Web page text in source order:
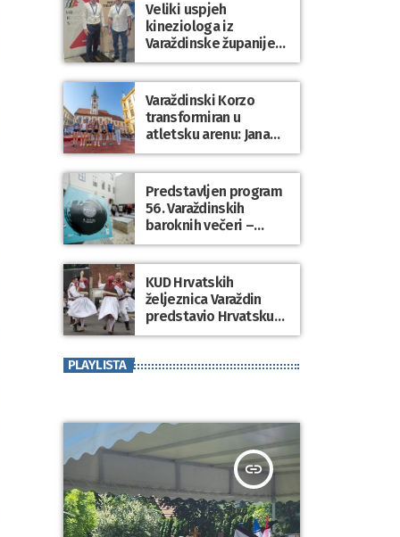
Veliki uspjeh
kineziologa iz
Varaždinske županije
na 34. međunarodnoj
ljetnoj školi
kineziologa u Poreču
Varaždinski Korzo
transformiran u
atletsku arenu: Jana
Koščak i Klemen
Modrijančić pobjednici
atletskog spektakla
“Korzo Jump 2026”
Predstavljen program
56. Varaždinskih
baroknih večeri –
zemlja partner
Kraljevina Belgija
KUD Hrvatskih
željeznica Varaždin
predstavio Hrvatsku
na međunarodnom
SAD-u
PLAYLISTA
insert_link